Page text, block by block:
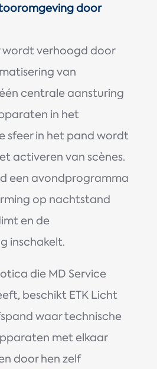
door
wordt verhoogd door
van
centrale aansturing
in het
sfeer in het pand wordt
activeren van scènes.
een avondprogramma
op nachtstand
en de
inschakelt.
die MD Service
beschikt ETK Licht
waar technische
met elkaar
door hen zelf